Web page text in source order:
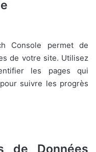
Console permet de
de votre site. Utilisez
les pages qui
suivre les progrès
de Données